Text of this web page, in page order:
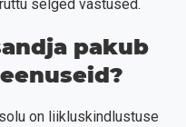
selged vastused.
pakub
on liikluskindlustuse